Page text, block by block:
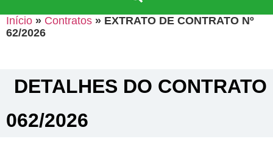
Início » Contratos » EXTRATO DE CONTRATO Nº
62/2026
DETALHES DO CONTRATO​
062/2026